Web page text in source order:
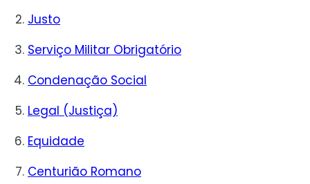
Justo
Serviço Militar Obrigatório
Condenação Social
Legal (Justiça)
Equidade
Centurião Romano